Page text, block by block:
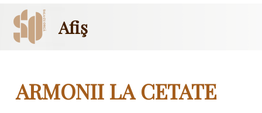
Afiş
ARMONII LA CETATE